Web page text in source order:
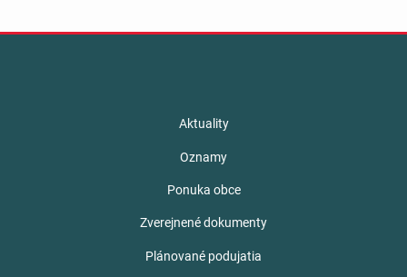
Aktuality
Oznamy
Ponuka obce
Zverejnené dokumenty
Plánované podujatia